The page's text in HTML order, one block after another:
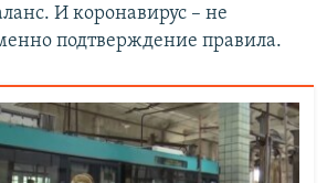
И коронавирус – не
подтверждение правила.